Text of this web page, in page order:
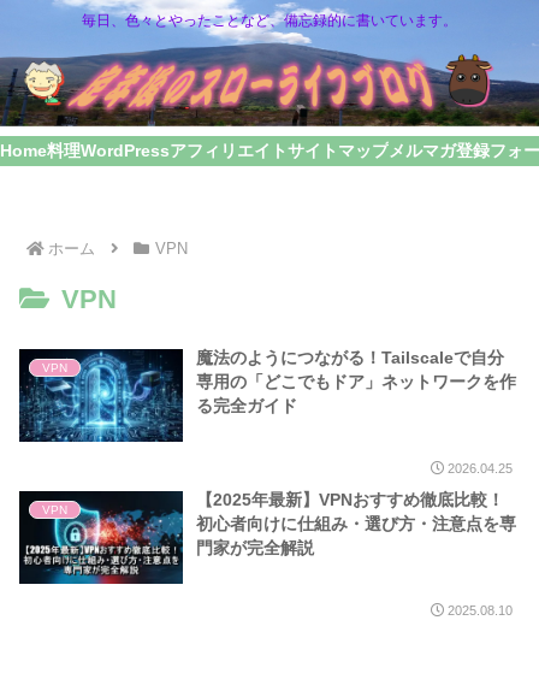
毎日、色々とやったことなど、備忘録的に書いています。
Home料理WordPressアフィリエイトサイトマップメルマガ登録フォ
ホーム VPN
VPN
VPN
魔法のようにつながる！Tailscaleで自分
専用の「どこでもドア」ネットワークを作
る完全ガイド
2026.04.25
VPN
【2025年最新】VPNおすすめ徹底比較！
初心者向けに仕組み・選び方・注意点を専
門家が完全解説
2025.08.10